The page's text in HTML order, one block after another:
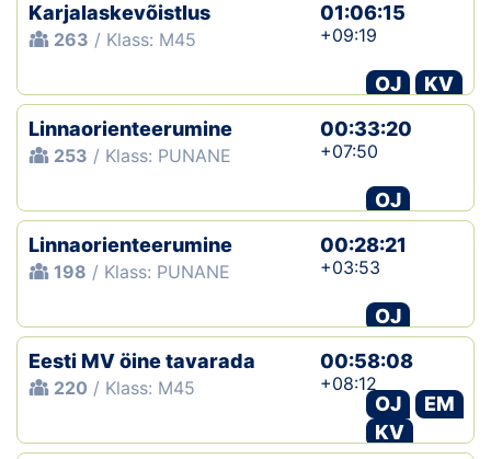
Karjalaskevõistlus
263 / Klass: M45
01:06:15
+09:19
OJ
KV
Linnaorienteerumine
253 / Klass: PUNANE
00:33:20
+07:50
OJ
Linnaorienteerumine
198 / Klass: PUNANE
00:28:21
+03:53
OJ
Eesti MV öine tavarada
220 / Klass: M45
00:58:08
+08:12
OJ
EM
KV